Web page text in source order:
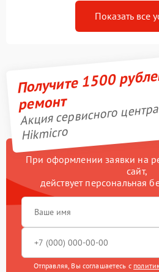
Показать все
Получите 1500
ремонт
Акция сервисного центра
Hikmicro
При оформлении заявки на
сайт,
действует персональная
Отправляя, Вы соглашаетесь с